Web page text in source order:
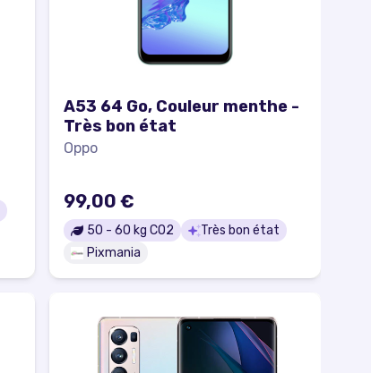
A53 64 Go, Couleur menthe -
Très bon état
Oppo
99,00 €
50 -60 kg CO2
Très bon état
Pixmania